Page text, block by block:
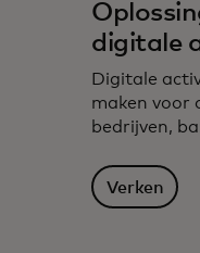
digitale
Digitale
maken voor
bedrijven,
Verken